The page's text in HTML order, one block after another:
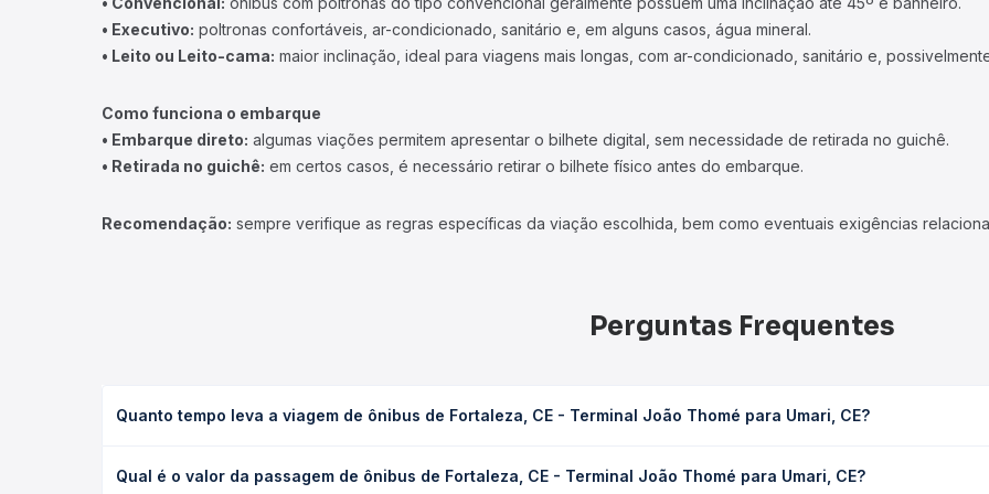
• Executivo: poltronas confortáveis, ar-condicionado, sanitário e, em alguns casos, água mineral.
• Leito ou Leito-cama: maior inclinação, ideal para viagens mais longas, com ar-condicionado, sanitário e,
Como funciona o embarque
• Embarque direto: algumas viações permitem apresentar o bilhete digital, sem necessidade de retirada no guichê.
• Retirada no guichê: em certos casos, é necessário retirar o bilhete físico antes do embarque.
Recomendação: sempre verifique as regras específicas da viação escolhida, bem como eventuais exigências
Perguntas Frequentes
Quanto tempo leva a viagem de ônibus de Fortaleza, CE - Terminal João Thomé para Umari, CE?
executivo ou leito) e as condições de tráfego. Na Quero Passagem você consulta os horários disponíveis e vê a
Qual é o valor da passagem de ônibus de Fortaleza, CE - Terminal João Thomé para Umari, CE?